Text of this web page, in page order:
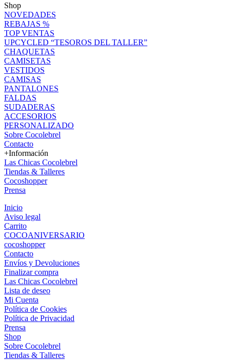
Shop
NOVEDADES
REBAJAS %
TOP VENTAS
UPCYCLED “TESOROS DEL TALLER”
CHAQUETAS
CAMISETAS
VESTIDOS
CAMISAS
PANTALONES
FALDAS
SUDADERAS
ACCESORIOS
PERSONALIZADO
Sobre Cocolebrel
Contacto
+Información
Las Chicas Cocolebrel
Tiendas & Talleres
Cocoshopper
Prensa
Inicio
Aviso legal
Carrito
COCOANIVERSARIO
cocoshopper
Contacto
Envíos y Devoluciones
Finalizar compra
Las Chicas Cocolebrel
Lista de deseo
Mi Cuenta
Política de Cookies
Política de Privacidad
Prensa
Shop
Sobre Cocolebrel
Tiendas & Talleres